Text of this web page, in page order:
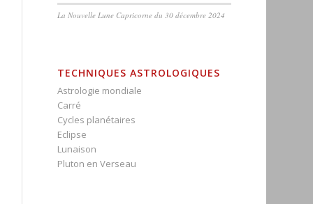
La Nouvelle Lune Capricorne du 30 décembre 2024
TECHNIQUES ASTROLOGIQUES
Astrologie mondiale
Carré
Cycles planétaires
Eclipse
Lunaison
Pluton en Verseau